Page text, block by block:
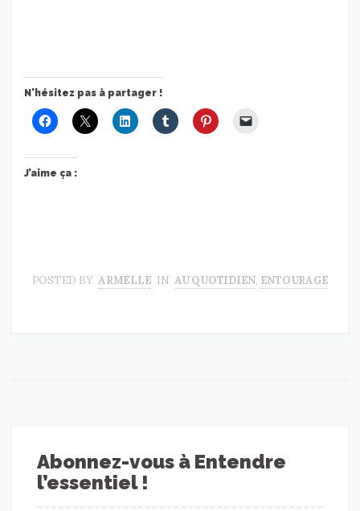
N'hésitez pas à partager !
J’aime ça :
POSTED BY ARMELLE IN AU QUOTIDIEN, ENTOURAGE
Abonnez-vous à Entendre
l’essentiel !